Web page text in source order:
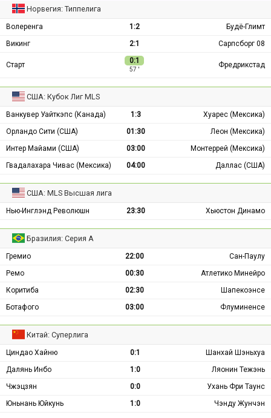
Норвегия: Типпелига
Волеренга 1:2
Будё-Глимт
Викинг
2:1 Сарпсборг 08
Старт 0:1
57 ′
Фредрикстад
США: Кубок Лиг MLS
Ванкувер Уайткэпс (Канада) 1:3
Хуарес (Мексика)
Орландо Сити (США)
01:30
Леон (Мексика)
Интер Майами (США)
03:00
Монтеррей (Мексика)
Гвадалахара Чивас (Мексика)
04:00 Даллас (США)
США: MLS Высшая лига
Нью-Инглэнд Революшн 23:30 Хьюстон Динамо
Бразилия: Серия А
Гремио 22:00
Сан-Паулу
Ремо
00:30
Атлетико Минейро
Коритиба
02:30
Шапекоэнсе
Ботафого
03:00 Флуминенсе
Китай: Суперлига
Циндао Хайню 0:1
Шанхай Шэньхуа
Далянь Инбо
1:0
Ляонин Тежэнь
Чжэцзян
0:0
Ухань Фри Таунс
Юньнань Юйкунь
1:0 Чэнду Жунчэн